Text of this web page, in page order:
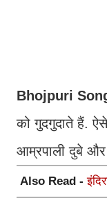
Bhojpuri
को गुदगुदाते हैं.
आम्रपाली दुबे और
Also Read -